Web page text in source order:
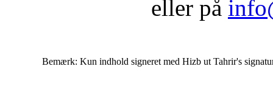
eller på
Bemærk: Kun indhold signeret med Hizb ut Tahrir's